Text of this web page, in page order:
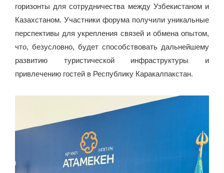
горизонты для сотрудничества между Узбекистаном и
Казахстаном. Участники форума получили уникальные
перспективы для укрепления связей и обмена опытом,
что, безусловно, будет способствовать дальнейшему
развитию туристической инфраструктуры и
привлечению гостей в Республику Каракалпакстан.